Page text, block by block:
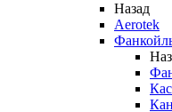
Назад
Aerotek